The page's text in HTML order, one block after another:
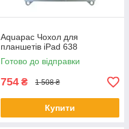
Aquapac Чохол для
планшетів iPad 638
Готово до відправки
754 ₴ 1 508 ₴
Купити